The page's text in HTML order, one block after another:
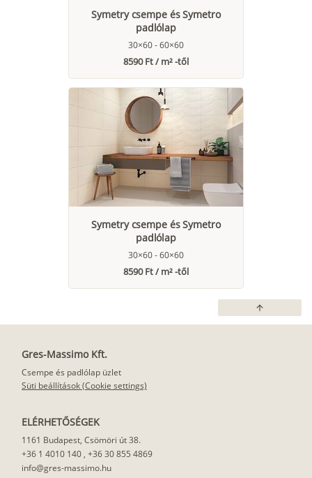
Symetry csempe és Symetro
padlólap
30×60 - 60×60
8590 Ft / m² -től
Symetry csempe és Symetro
padlólap
30×60 - 60×60
8590 Ft / m² -től
arrow_upward
Gres-Massimo Kft.
Csempe és padlólap üzlet
Süti beállítások (Cookie settings)
ELÉRHETŐSÉGEK
1161 Budapest, Csömöri út 38.
+36 1 4010 140 , +36 30 855 4869
info@gres-massimo.hu